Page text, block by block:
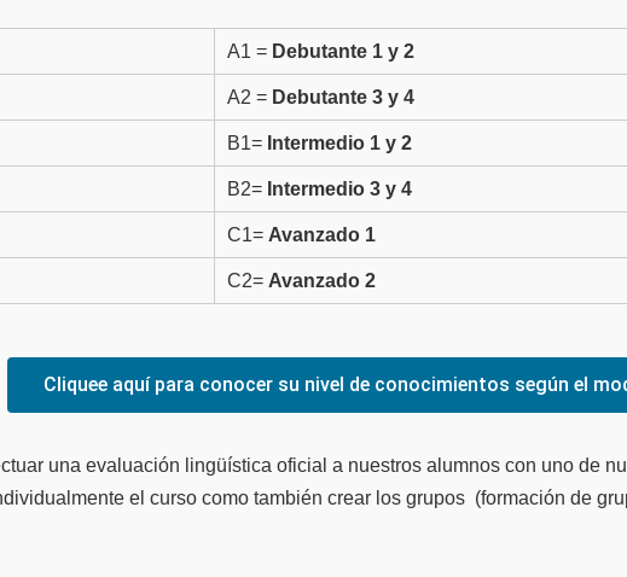
A1 = Debutante 1 y 2
A2 = Debutante 3 y 4
B1= Intermedio 1 y 2
B2= Intermedio 3 y 4
C1= Avanzado 1
C2= Avanzado 2
Cliquee aquí para conocer su nivel de conocimientos según el
una evaluación lingüística oficial a nuestros alumnos con uno de
el curso como también crear los grupos (formación de